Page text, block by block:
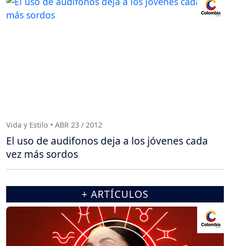
Vida y Estilo • ABR 23 / 2012
El uso de audifonos deja a los jóvenes cada
vez más sordos
+ ARTÍCULOS